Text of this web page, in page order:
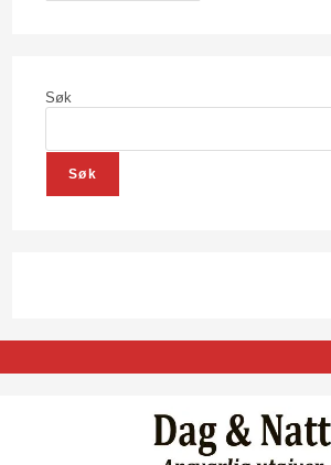
Søk
Søk